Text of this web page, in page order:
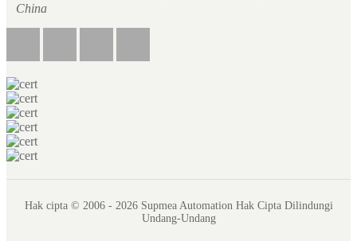
China
Hak cipta © 2006 - 2026 Supmea Automation Hak Cipta Dilindungi
Undang-Undang